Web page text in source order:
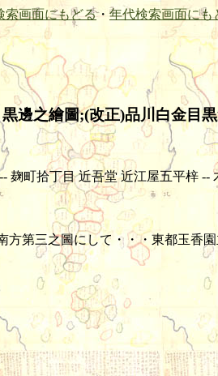
索画面にもどる・ 年代検索画面にも
邊之繪圖;(改正)品川白金目
麹町拾丁目 近吾堂 近江屋五平梓 --
方第三之圖にして・・・東都玉香